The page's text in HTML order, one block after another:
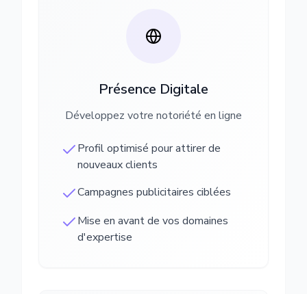
Présence Digitale
Développez votre notoriété en ligne
Profil optimisé pour attirer de
nouveaux clients
Campagnes publicitaires ciblées
Mise en avant de vos domaines
d'expertise